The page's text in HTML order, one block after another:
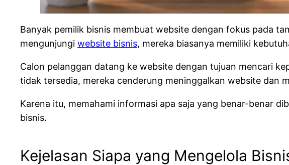
Banyak pemilik bisnis membuat website dengan fokus pada
mengunjungi website bisnis, mereka biasanya memiliki
Calon pelanggan datang ke website dengan tujuan mencari
tidak tersedia, mereka cenderung meninggalkan website dan
Karena itu, memahami informasi apa saja yang benar-benar
bisnis.
Kejelasan Siapa yang Mengelola